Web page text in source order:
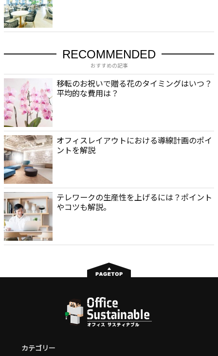
RECOMMENDED
おすすめの記事
移転のお祝いで贈る花のタイミングはいつ？
平均的な費用は？
オフィスレイアウトにおける導線計画のポイ
ントを解説
テレワークの生産性を上げるには？ポイント
やコツも解説。
カテゴリー